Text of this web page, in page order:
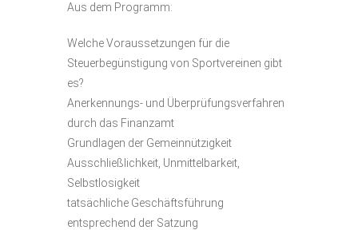
Aus dem Programm:
Welche Voraussetzungen für die
Steuerbegünstigung von Sportvereinen gibt
es?
Anerkennungs- und Überprüfungsverfahren
durch das Finanzamt
Grundlagen der Gemeinnützigkeit
Ausschließlichkeit, Unmittelbarkeit,
Selbstlosigkeit
tatsächliche Geschäftsführung
entsprechend der Satzung